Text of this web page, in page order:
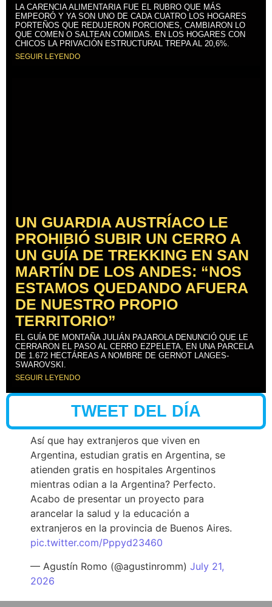
LA CARENCIA ALIMENTARIA FUE EL RUBRO QUE MÁS
EMPEORÓ Y YA SON UNO DE CADA CUATRO LOS HOGARES
PORTEÑOS QUE REDUJERON PORCIONES, CAMBIARON LO
QUE COMEN O SALTEAN COMIDAS. EN LOS HOGARES CON
CHICOS LA PRIVACIÓN ESTRUCTURAL TREPA AL 20,6%.
SEGUIR LEYENDO
UN GUARDIA AUSTRÍACO LE
PROHIBIÓ SUBIR UN CERRO A
UN GUÍA DE TREKKING EN SAN
MARTÍN DE LOS ANDES: “NOS
ESTAMOS QUEDANDO AFUERA
DE NUESTRO PROPIO
TERRITORIO”
EL GUÍA DE MONTAÑA JULIÁN PAJAROLA DENUNCIÓ QUE LE
CERRARON EL PASO AL CERRO EZPELETA, EN UNA PARCELA
DE 1.672 HECTÁREAS A NOMBRE DE GERNOT LANGES-
SWAROVSKI.
SEGUIR LEYENDO
TWEET DEL DÍA
Así que hay extranjeros que viven en
Argentina, estudian gratis en Argentina, se
atienden gratis en hospitales Argentinos
mientras odian a la Argentina? Perfecto.
Acabo de presentar un proyecto para
arancelar la salud y la educación a
extranjeros en la provincia de Buenos Aires.
pic.twitter.com/Pppyd23460
— Agustín Romo (@agustinromm) July 21,
2026